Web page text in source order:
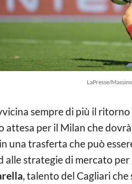
LaPresse/
sempre di più il
attesa per il Milan che
una trasferta che può
alle strategie di mercato
, talento del Cagliari